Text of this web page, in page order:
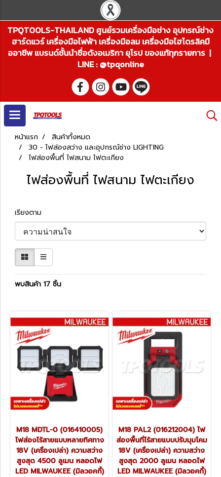
TPQTOOLS-THAILAND ศูนย์รวมเครื่องมือช่าง อุปกรณ์ช่าง
ฮาร์ดแวร์ เครื่องมือไฟฟ้า เครื่องมือลม เครื่องมือไฮโดรลิคมื
ออาชีพ แบรนด์ชั้นนำชื่อดังอเมริกา ยุโรป ของแท้ทุกรายการ |
LINE : @tpqonline
หน้าแรก
สินค้าทั้งหมด
30 - ไฟส่องสว่าง และอุปกรณ์ช่าง LIGHTING
ไฟส่องพื้นที่ ไฟสนาม ไฟตะเกียง
ไฟส่องพื้นที่ ไฟสนาม ไฟตะเกียง
เรียงตาม
พบสินค้า 17 ชิ้น
M18 MDTL-0 (016410005)
ไฟส่องไร้สายแบบหลายทิศทาง
18V (เครื่องเปล่า) ความสว่าง
สูงสุด 4500 ลูเมน หลอดไฟ
LED MILWAUKEE (มิลวอคกี้)
M18 PAL2 (016212004) ไฟ
ส่องพื้นที่ไร้สายแบบปรับมุมโคม
18V (เครื่องเปล่า) ความสว่าง
สูงสุด 2000 ลูเมน หลอดไฟ
LED MILWAUKEE (มิลวอคกี้)